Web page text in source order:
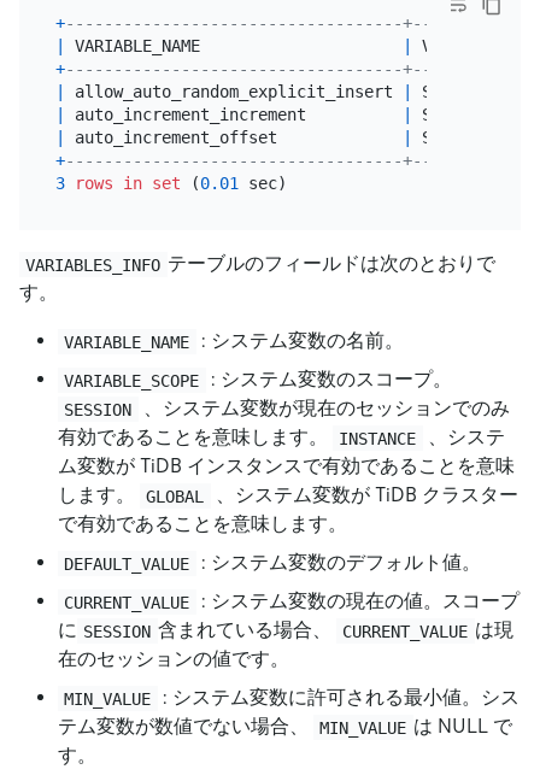
+-----------------------------------
VARIABLE_NAME
+-----------------------------------
allow_auto_random_explicit_insert SESSION,
auto_increment_increment SESSION,
auto_increment_offset SESSION,
+-----------------------------------
3
rows in set (0.01
VARIABLES_INFO テーブルのフィールドは次のとおりで
す。
VARIABLE_NAME : システム変数の名前。
VARIABLE_SCOPE : システム変数のスコープ。
SESSION
、システム変数が現在のセッションでのみ
有効であることを意味します。
INSTANCE
、システ
ム変数が TiDB インスタンスで有効であることを意味
します。
GLOBAL
、システム変数が TiDB クラスター
で有効であることを意味します。
DEFAULT_VALUE : システム変数のデフォルト値。
CURRENT_VALUE
: システム変数の現在の値。スコープ
に SESSION 含まれている場合、 CURRENT_VALUE は現
在のセッションの値です。
MIN_VALUE
: システム変数に許可される最小値。シス
テム変数が数値でない場合、
MIN_VALUE は NULL で
す。